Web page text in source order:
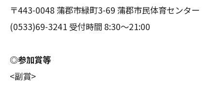
〒443-0048 蒲郡市緑町3-69 蒲郡市民体育センター
(0533)69-3241 受付時間 8:30～21:00
◎参加賞等
<副賞>